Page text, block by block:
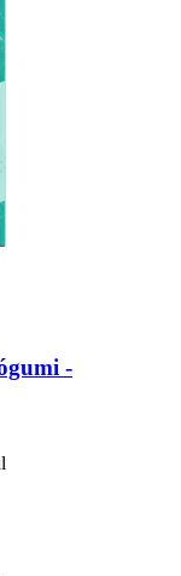
-​